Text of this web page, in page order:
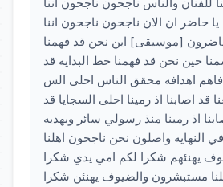
حاضر ان الان ناجحون ناجحون اننا
[موسيقى] اين نحن قد فهمنا
حين نحن قد فهمنا خط البدايه قد
اهدافه محقق الناس احلى الس
قد اصابنا اذ رمينا احلى السجايا قد
اذ رمينا منذ رسولي سائر وبهديه
النهايه واصلون نحن ناجحون اهلنا
يهنئهم شكرا لكم امي يدي شكرا
مستبشرون والضيوف يهنئن شكرا